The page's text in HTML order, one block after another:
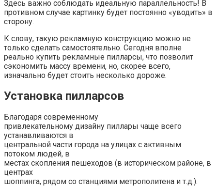
Здесь важно соблюдать идеальную параллельность! В
противном случае картинку будет постоянно «уводить» в
сторону.
К слову, такую рекламную конструкцию можно не
только сделать самостоятельно. Сегодня вполне
реально купить рекламные пилларсы, что позволит
сэкономить массу времени, но, скорее всего,
изначально будет стоить несколько дороже.
Установка пилларсов
Благодаря современному
привлекательному дизайну пиллары чаще всего
устанавливаются в
центральной части города на улицах с активным
потоком людей, в
местах скопления пешеходов (в историческом районе, в
центрах
шоппинга, рядом со станциями метрополитена и т.д.).